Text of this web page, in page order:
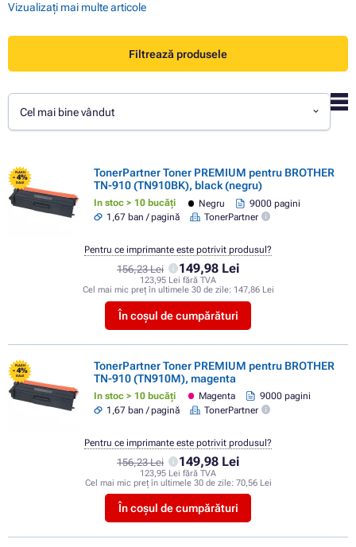
Vizualizați mai multe articole
Filtrează produsele
Cel mai bine vândut
FLASH
- 4%
SALE
TonerPartner Toner PREMIUM pentru BROTHER
TN-910 (TN910BK), black (negru)
In stoc > 10 bucăți Negru
9000 pagini
1,67 ban / pagină
TonerPartner
156,23 Lei 149,98 Lei
123,95 Lei fără TVA
Cel mai mic preț în ultimele 30 de zile: 147,86 Lei
În coșul de cumpărături
Pentru ce imprimante este potrivit produsul?
FLASH
- 4%
SALE
TonerPartner Toner PREMIUM pentru BROTHER
TN-910 (TN910M), magenta
In stoc > 10 bucăți Magenta
9000 pagini
1,67 ban / pagină
TonerPartner
156,23 Lei 149,98 Lei
123,95 Lei fără TVA
Cel mai mic preț în ultimele 30 de zile: 70,56 Lei
În coșul de cumpărături
Pentru ce imprimante este potrivit produsul?